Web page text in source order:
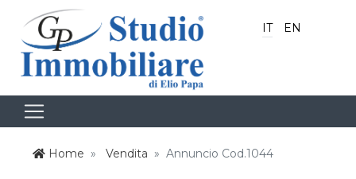
IT EN
Home Vendita Annuncio Cod.1044